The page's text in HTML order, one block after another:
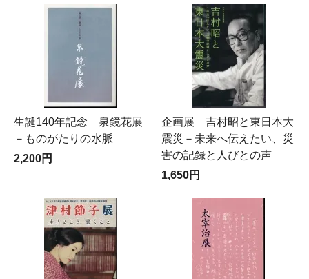
生誕140年記念 泉鏡花展
－ものがたりの水脈
2,200円
企画展 吉村昭と東日本大
震災－未来へ伝えたい、災
害の記録と人びとの声
1,650円